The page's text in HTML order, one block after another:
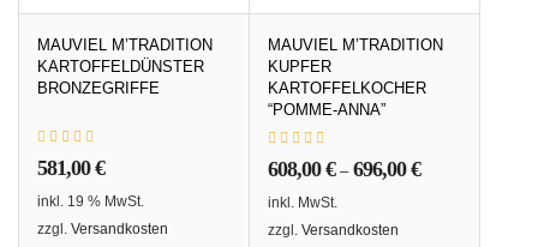
MAUVIEL M’TRADITION
KARTOFFELDÜNSTER
BRONZEGRIFFE
581,00€
inkl. 19 % MwSt.
zzgl. Versandkosten
MAUVIEL M’TRADITION
KUPFER
KARTOFFELKOCHER
“POMME-ANNA”
608,00€– 696,00€
inkl. MwSt.
zzgl. Versandkosten